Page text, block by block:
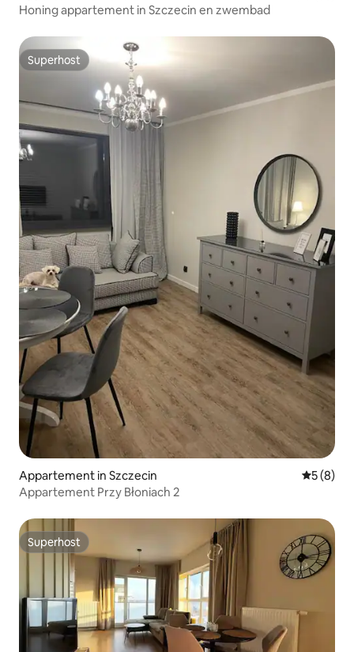
Honing appartement in Szczecin en zwembad
Superhost
Superhost
Appartement in Szczecin
5 (8)
Appartement Przy Błoniach 2
Superhost
Superhost